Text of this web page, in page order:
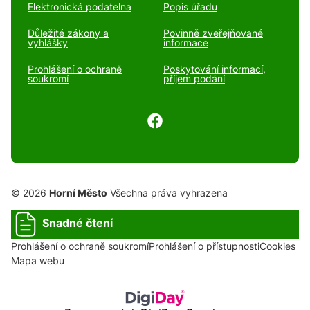
Elektronická podatelna Popis úřadu
Důležité zákony a
vyhlášky
Povinně zveřejňované
informace
Prohlášení o ochraně
soukromí
Poskytování informací,
příjem podání
© 2026 Horní Město Všechna práva vyhrazena
Snadné čtení
Prohlášení o ochraně soukromíProhlášení o přístupnostiCookies
Mapa webu